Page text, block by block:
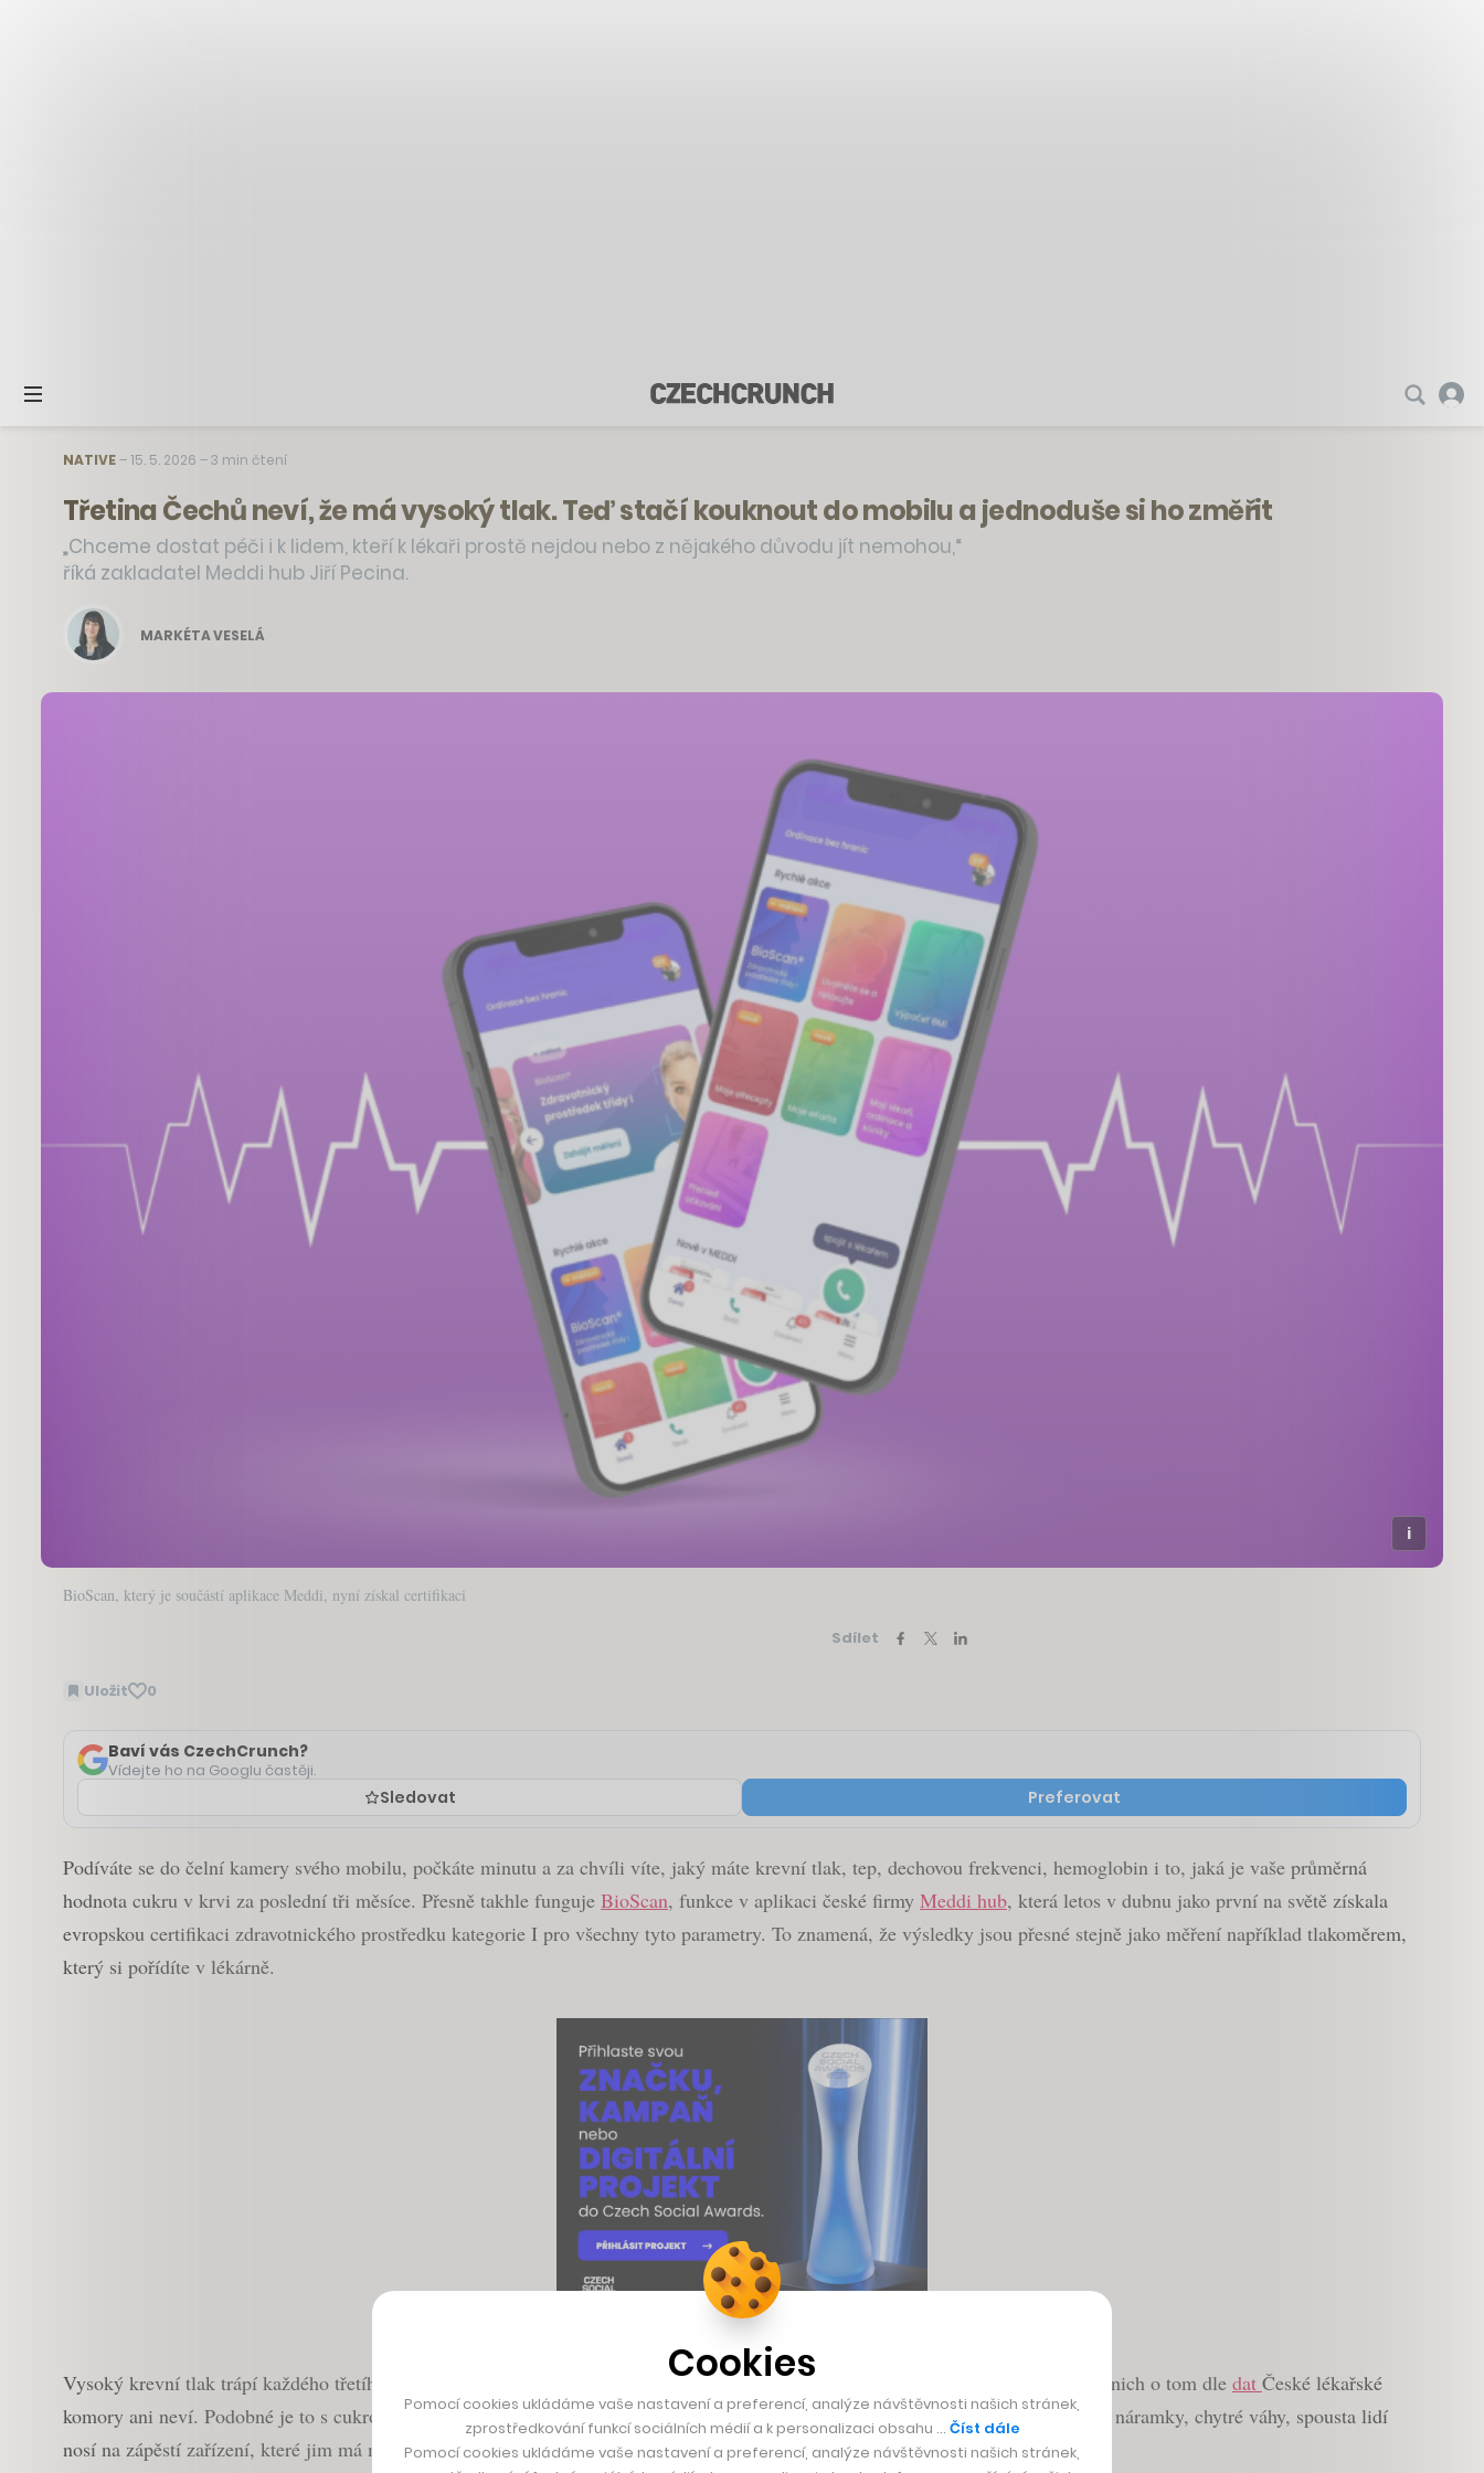
NATIVE–15. 5. 2026 –3 min čtení
Třetina Čechů neví, že má vysoký tlak. Teď stačí kouknout do mobilu a jednoduše si ho změřit
„Chceme dostat péči i k lidem, kteří k lékaři prostě nejdou nebo z nějakého důvodu jít nemohou,“
říká zakladatel Meddi hub Jiří Pecina.
MARKÉTA VESELÁ
BioScan, který je součástí aplikace Meddi, nyní získal certifikaci
Sdílet
Uložit 0
Baví vás CzechCrunch?
Vídejte ho na Googlu častěji.
Sledovat Preferovat
Podíváte se do čelní kamery svého mobilu, počkáte minutu a za chvíli víte, jaký máte krevní tlak, tep, dechovou frekvenci, hemoglobin i to, jaká je vaše průměrná
hodnota cukru v krvi za poslední tři měsíce. Přesně takhle funguje BioScan, funkce v aplikaci české firmy Meddi hub, která letos v dubnu jako první na světě získala
evropskou certifikaci zdravotnického prostředku kategorie I pro všechny tyto parametry. To znamená, že výsledky jsou přesné stejně jako měření například tlakoměrem,
který si pořídíte v lékárně.
Vysoký krevní tlak trápí každého třetího Čecha nad pětadvacet let a více než polovinu lidí nad padesát let. Přitom zhruba třetina z nich o tom dle dat České lékařské
komory ani neví. Podobné je to s cukrovkou. Přitom jsme nikdy neměli tolik možností, jak si zdraví hlídat. Chytré hodinky, fitness náramky, chytré váhy, spousta lidí
nosí na zápěstí zařízení, které jim má měřit tlak, tep i spánek.
Cookies
Pomocí cookies ukládáme vaše nastavení a preferencí, analýze návštěvnosti našich stránek,
zprostředkování funkcí sociálních médií a k personalizaci obsahu … Číst dále
Pomocí cookies ukládáme vaše nastavení a preferencí, analýze návštěvnosti našich stránek,